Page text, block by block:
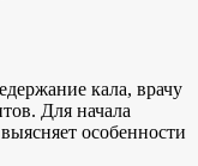
кала, врачу
Для начала
особенности